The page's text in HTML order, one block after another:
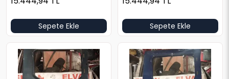
Sepete Ekle Sepete Ekle